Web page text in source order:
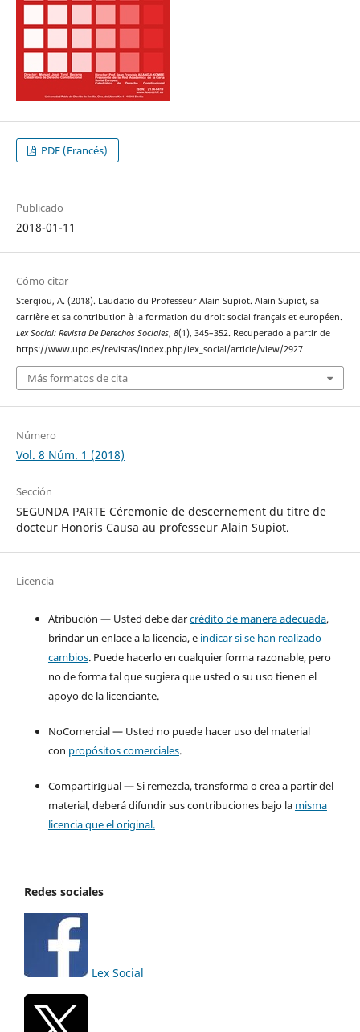
PDF (Francés)
Publicado
2018-01-11
Cómo citar
Stergiou, A. (2018). Laudatio du Professeur Alain Supiot. Alain Supiot, sa
carrière et sa contribution à la formation du droit social français et européen.
Lex Social: Revista De Derechos Sociales, 8(1), 345–352. Recuperado a partir de
https://www.upo.es/revistas/index.php/lex_social/article/view/2927
Más formatos de cita
Número
Vol. 8 Núm. 1 (2018)
Sección
SEGUNDA PARTE Céremonie de descernement du titre de
docteur Honoris Causa au professeur Alain Supiot.
Licencia
Atribución — Usted debe darcrédito de manera adecuada,
brindar un enlace a la licencia, e indicar si se han realizado
cambios. Puede hacerlo en cualquier forma razonable, pero
no de forma tal que sugiera que usted o su uso tienen el
apoyo de la licenciante.
NoComercial — Usted no puede hacer uso del material
con propósitos comerciales.
CompartirIgual — Si remezcla, transforma o crea a partir del
material, deberá difundir sus contribuciones bajo la misma
licencia que el original.
Redes sociales
Lex Social